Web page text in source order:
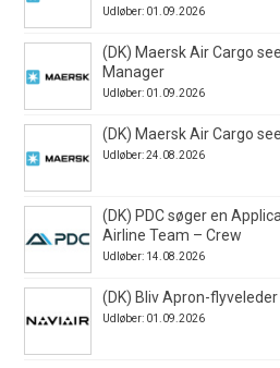
Udløber: 01.09.2026
(DK) Maersk Air Cargo
Manager
Udløber: 01.09.2026
(DK) Maersk Air Cargo
Udløber: 24.08.2026
(DK) PDC søger en
Airline Team – Crew
Udløber: 14.08.2026
(DK) Bliv Apron-
Udløber: 01.09.2026